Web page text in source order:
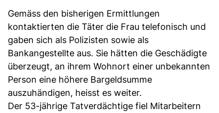
Gemäss den bisherigen Ermittlungen
kontaktierten die Täter die Frau telefonisch und
gaben sich als Polizisten sowie als
Bankangestellte aus. Sie hätten die Geschädigte
überzeugt, an ihrem Wohnort einer unbekannten
Person eine höhere Bargeldsumme
auszuhändigen, heisst es weiter.
Der 53-jährige Tatverdächtige fiel Mitarbeitern